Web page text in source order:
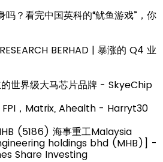
？看完中国英科的“鱿鱼游戏”，你
BERHAD | 暴涨的 Q4 业
的世界级大马芯片品牌 - SkyeChip
FPI，Matrix, Ahealth - Harryt30
(5186) 海事重工Malaysia
holdings bhd (MHB)] -
Share Investing